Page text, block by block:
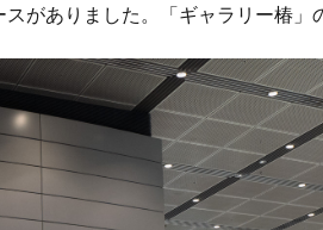
がありました。「ギャラリー椿」